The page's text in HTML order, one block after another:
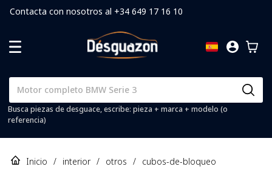
Contacta con nosotros al +34 649 17 16 10
Busca piezas de desguace, escribe: pieza + marca + modelo (o
referencia)
Inicio / interior / otros / cubos-de-bloqueo